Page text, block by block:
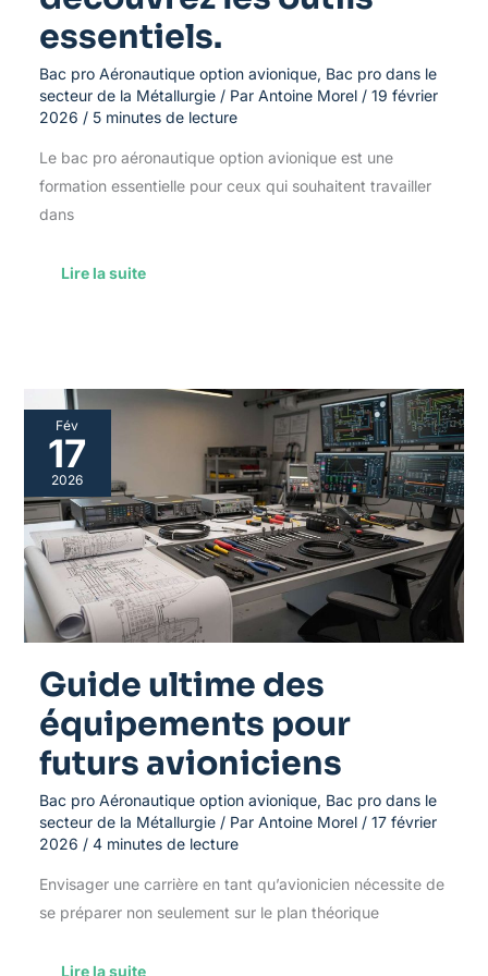
essentiels.
Bac pro Aéronautique option avionique, Bac pro dans le
secteur de la Métallurgie/ Par Antoine Morel / 19 février
2026 / 5 minutes de lecture
Le bac pro aéronautique option avionique est une
formation essentielle pour ceux qui souhaitent travailler
dans
Lire la suite
Fév
17
2026
Guide ultime des
équipements pour
futurs avioniciens
Bac pro Aéronautique option avionique, Bac pro dans le
secteur de la Métallurgie/ Par Antoine Morel / 17 février
2026 / 4 minutes de lecture
Envisager une carrière en tant qu’avionicien nécessite de
se préparer non seulement sur le plan théorique
Guide
ultime
des
équipements
pour
futurs
avioniciens
Lire la suite